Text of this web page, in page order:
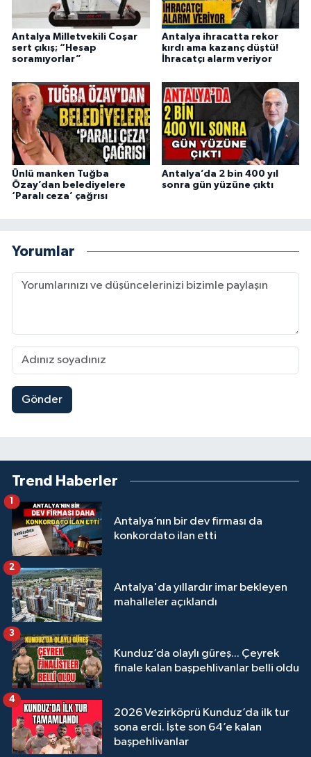
Antalya Milletvekili Coşar
sert çıkış; “Hesap
soramıyorlar”
Antalya ihracatta rekor
kırdı ama kazanç düştü!
İhracatçı alarm veriyor
Ünlü manken Tuğba
Özay’dan belediyelere
‘Paralı ceza’ çağrısı
Antalya’da 2 bin 400 yıl
sonra gün yüzüne çıktı
Yorumlar
Gönder
Trend Haberler
Antalya’nın bir dev firması da
konkordato ilan etti
Antalya'da yıllardır imar bekleyen
mahalleler açıklandı
2
Kunduz’da olaylı güreş... Çeyrek
finale kalan başpehlivanlar belli oldu
3
2026 Vezirköprü Kunduz’da ilk tur
sona erdi. İşte son 64’e kalan
başpehlivanlar
4